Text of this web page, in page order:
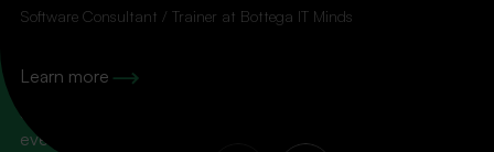
Software Consultant / Trainer at Bottega IT Minds
Learn more
100% content, zero spam!
Subscribe to our newsletter so you don’t miss the next
event